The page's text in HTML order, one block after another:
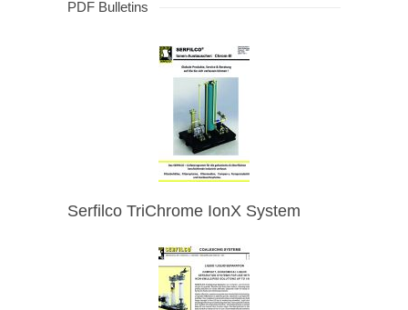
PDF Bulletins
Serfilco TriChrome IonX System